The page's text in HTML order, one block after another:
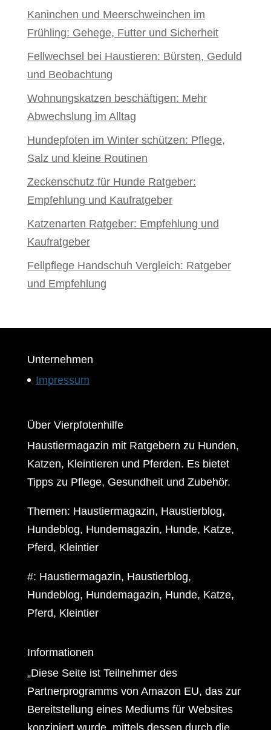
Kaninchen und Meerschweinchen im
Frühling: Gehege, Futter und Sicherheit
Fellwechsel bei Haustieren: Bürsten, Geduld
und Beobachtung
Wohnungskatzen beschäftigen: Mehr
Abwechslung im Alltag
Hundepfoten im Winter schützen: Pflege,
Salz und kleine Routinen
Zeckenschutz für Hunde Ratgeber:
Empfehlung und Kaufratgeber
Katzenarten Ratgeber: Empfehlung und
Kaufratgeber
Fellpflege Handschuh Vergleich: Ratgeber
und Empfehlung
Unternehmen
Impressum
Über Vierpfotenhilfe
Haustiermagazin mit Ratgebern zu Hunden,
Katzen, Kleintieren und Pferden. Es bietet
Tipps zu Pflege, Gesundheit und Zubehör.
Themen: Haustiermagazin, Haustierblog,
Hundeblog, Hundemagazin, Hunde, Katze,
Pferd, Kleintier
#: Haustiermagazin, Haustierblog,
Hundeblog, Hundemagazin, Hunde, Katze,
Pferd, Kleintier
Informationen
„Diese Seite ist Teilnehmer des
Partnerprogramms von Amazon EU, das zur
Bereitstellung eines Mediums für Websites